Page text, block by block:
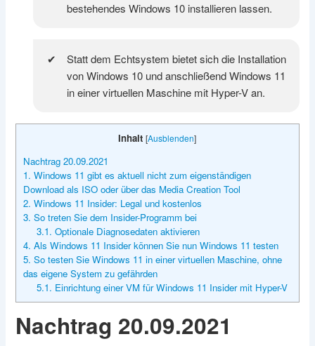
bestehendes Windows 10 installieren lassen.
Statt dem Echtsystem bietet sich die Installation
von Windows 10 und anschließend Windows 11
in einer virtuellen Maschine mit Hyper-V an.
Inhalt [Ausblenden]
Nachtrag 20.09.2021
1. Windows 11 gibt es aktuell nicht zum eigenständigen
Download als ISO oder über das Media Creation Tool
2. Windows 11 Insider: Legal und kostenlos
3. So treten Sie dem Insider-Programm bei
3.1. Optionale Diagnosedaten aktivieren
4. Als Windows 11 Insider können Sie nun Windows 11 testen
5. So testen Sie Windows 11 in einer virtuellen Maschine, ohne
das eigene System zu gefährden
5.1. Einrichtung einer VM für Windows 11 Insider mit Hyper-V
Nachtrag 20.09.2021